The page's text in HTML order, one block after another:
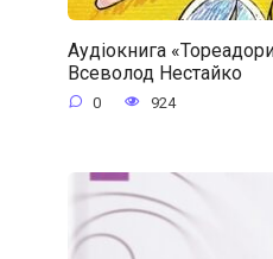
Аудіокнига
Всеволод Нестайко
0 924